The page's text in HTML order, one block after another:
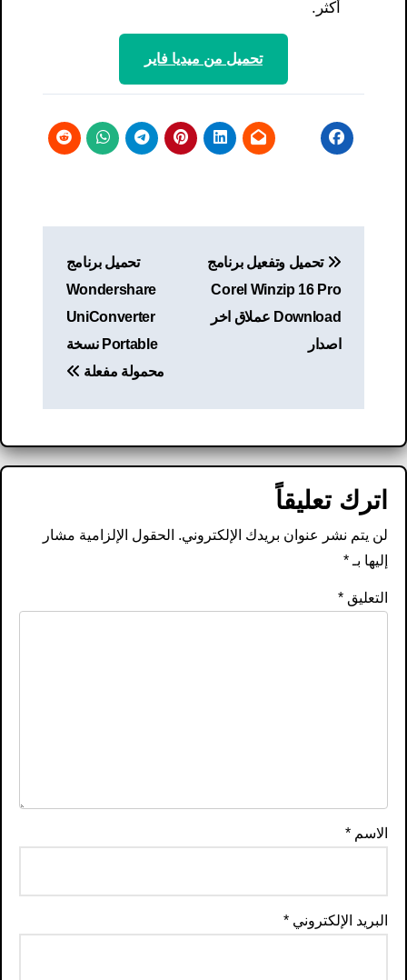
أكثر.
تحميل من ميديا ​​فاير
المقالات
تحميل وتفعيل برنامج
Corel Winzip 16 Pro
Download عملاق اخر
اصدار
تحميل برنامج
Wondershare
UniConverter
Portable نسخة
محمولة مفعلة
اترك تعليقاً
لن يتم نشر عنوان بريدك الإلكتروني. الحقول الإلزامية مشار
إليها بـ*
التعليق*
الاسم*
البريد الإلكتروني*